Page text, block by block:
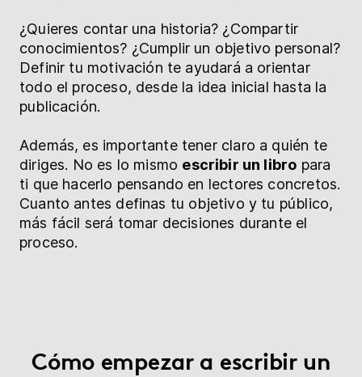
¿Quieres contar una historia? ¿Compartir
conocimientos? ¿Cumplir un objetivo personal?
Definir tu motivación te ayudará a orientar
todo el proceso, desde la idea inicial hasta la
publicación.
Además, es importante tener claro a quién te
diriges. No es lo mismo escribir un libro para
ti que hacerlo pensando en lectores concretos.
Cuanto antes definas tu objetivo y tu público,
más fácil será tomar decisiones durante el
proceso.
Cómo empezar a escribir un